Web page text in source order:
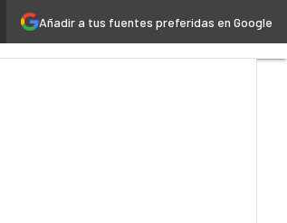
Añadir a tus fuentes preferidas en Google